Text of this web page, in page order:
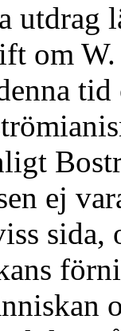
utdrag
om
ej
sida,